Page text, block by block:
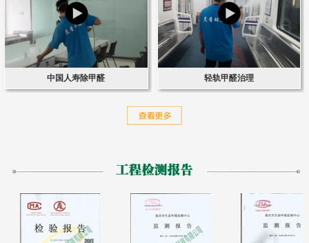
中国人寿除甲醛 轻轨甲醛治理